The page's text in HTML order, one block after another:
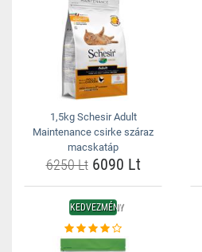
1,5kg Schesir Adult
Maintenance csirke száraz
macskatáp
6250 Lt6090 Lt
KEDVEZMÉNY